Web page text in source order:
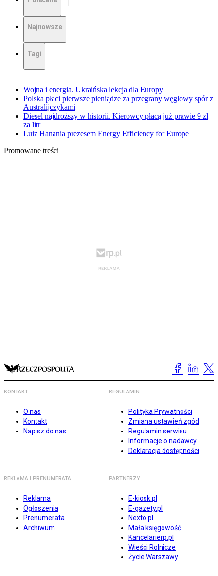
Najnowsze
Tagi
Wojna i energia. Ukraińska lekcja dla Europy
Polska płaci pierwsze pieniądze za przegrany węglowy spór z
Australijczykami
Diesel najdroższy w historii. Kierowcy płacą już prawie 9 zł
za litr
Luiz Hanania prezesem Energy Efficiency for Europe
Promowane treści
KONTAKT
O nas
Kontakt
Napisz do nas
REGULAMIN
Polityka Prywatności
Zmiana ustawień zgód
Regulamin serwisu
Informacje o nadawcy
Deklaracja dostępności
REKLAMA I PRENUMERATA
Reklama
Ogłoszenia
Prenumerata
Archiwum
PARTNERZY
E-kiosk.pl
E-gazety.pl
Nexto.pl
Mała księgowość
Kancelarierp.pl
Wieści Rolnicze
Życie Warszawy